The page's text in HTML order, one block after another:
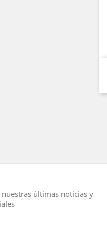
últimas noticias y